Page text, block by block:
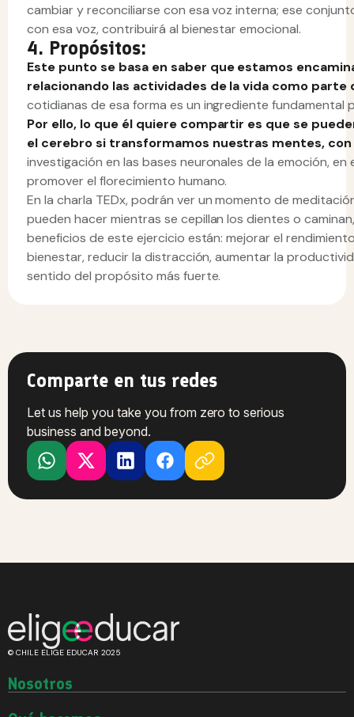
cambiar y reconciliarse con esa voz interna; ese
con esa voz, contribuirá al bienestar emocional.
4. Propósitos:
Este punto se basa en saber que estamos
relacionando las actividades de la vida como parte
cotidianas de esa forma es un ingrediente fundamental
Por ello, lo que él quiere compartir es que se
el cerebro si transformamos nuestras mentes,
investigación en las bases neuronales de la emoción,
promover el florecimiento humano.
En la charla TEDx, podrán ver un momento de
pueden hacer mientras se cepillan los dientes o
beneficios de este ejercicio están: mejorar el
bienestar, reducir la distracción, aumentar la
sentido del propósito más fuerte.
Comparte en tus redes
Let us help you take you from zero to serious
business and beyond.
© CHILE ELIGE EDUCAR 2025
Nosotros